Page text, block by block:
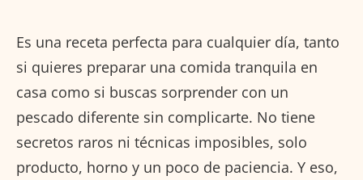
Es una receta perfecta para cualquier día, tanto
si quieres preparar una comida tranquila en
casa como si buscas sorprender con un
pescado diferente sin complicarte. No tiene
secretos raros ni técnicas imposibles, solo
producto, horno y un poco de paciencia. Y eso,